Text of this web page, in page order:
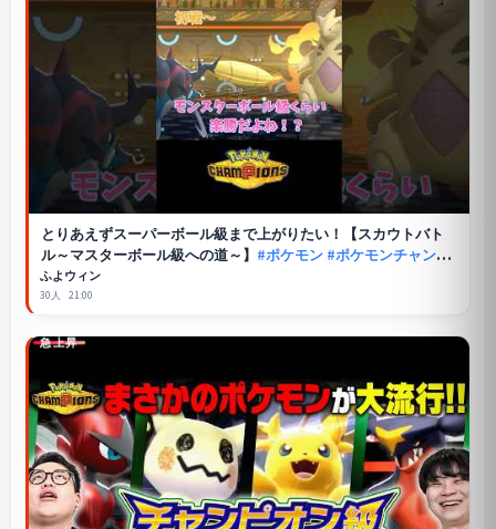
とりあえずスーパーボール級まで上がりたい！【スカウトバト
ル～マスターボール級への道～】 #ポケモン #ポケモンチャンピ
オンズ
ふよウィン
30人 21:00
急上昇